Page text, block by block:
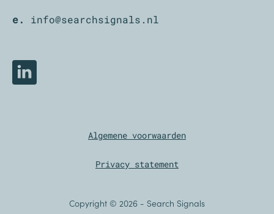
e. info@searchsignals.nl
LinkedIn
Copyright © 2026 - Search Signals
Algemene voorwaarden
Privacy statement